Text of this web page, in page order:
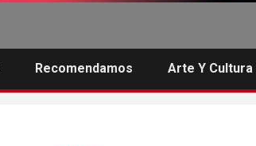
Recomendamos Arte Y Cultura